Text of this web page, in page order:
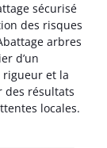
sécurisé
des risques
arbres
d’un
rigueur et la
des résultats
locales.